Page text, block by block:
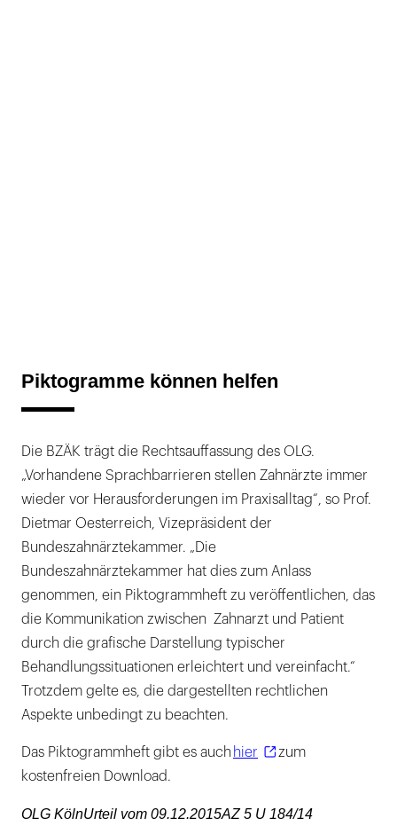
Piktogramme können helfen
Die BZÄK trägt die Rechtsauffassung des OLG.
„Vorhandene Sprachbarrieren stellen Zahnärzte immer
wieder vor Herausforderungen im Praxisalltag“, so Prof.
Dietmar Oesterreich, Vizepräsident der
Bundeszahnärztekammer. „Die
Bundeszahnärztekammer hat dies zum Anlass
genommen, ein Piktogrammheft zu veröffentlichen, das
die Kommunikation zwischen Zahnarzt und Patient
durch die grafische Darstellung typischer
Behandlungssituationen erleichtert und vereinfacht.“
Trotzdem gelte es, die dargestellten rechtlichen
Aspekte unbedingt zu beachten.
Das Piktogrammheft gibt es auch hier
zum
kostenfreien Download.
OLG KölnUrteil vom 09.12.2015AZ 5 U 184/14